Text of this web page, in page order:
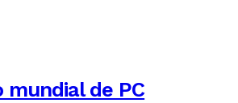
mundial de PC